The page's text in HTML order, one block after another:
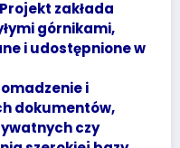
zakłada
górnikami,
i udostępnione w
i
dokumentów,
czy